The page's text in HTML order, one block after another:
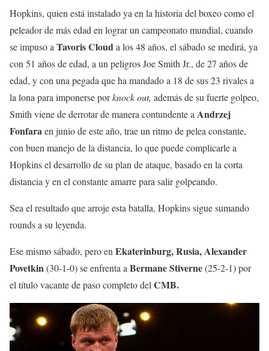
Hopkins, quien está instalado ya en la historia del boxeo como el
peleador de más edad en lograr un campeonato mundial, cuando
se impuso a Tavoris Clouda los 48 años, el sábado se medirá, ya
con 51 años de edad, a un peligros Joe Smith Jr., de 27 años de
edad, y con una pegada que ha mandado a 18 de sus 23 rivales a
la lona para imponerse porknock out, además de su fuerte golpeo,
Smith viene de derrotar de manera contundente a Andrzej
Fonfaraen junio de este año, trae un ritmo de pelea constante,
con buen manejo de la distancia, lo que puede complicarle a
Hopkins el desarrollo de su plan de ataque, basado en la corta
distancia y en el constante amarre para salir golpeando.
Sea el resultado que arroje esta batalla, Hopkins sigue sumando
rounds a su leyenda.
Ese mismo sábado, pero en Ekaterinburg, Rusia, Alexander
Povetkin(30-1-0) se enfrenta a Bermane Stiverne(25-2-1) por
el título vacante de paso completo del CMB.